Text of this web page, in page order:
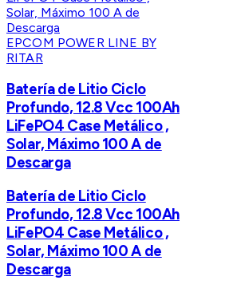
EPCOM POWER LINE BY
RITAR
Batería de Litio Ciclo
Profundo, 12.8 Vcc 100Ah
LiFePO4 Case Metálico ,
Solar, Máximo 100 A de
Descarga
Batería de Litio Ciclo
Profundo, 12.8 Vcc 100Ah
LiFePO4 Case Metálico ,
Solar, Máximo 100 A de
Descarga